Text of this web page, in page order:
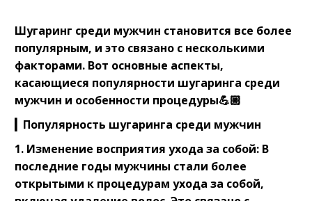
Шугаринг среди мужчин становится все более
популярным, и это связано с несколькими
факторами. Вот основные аспекты,
касающиеся популярности шугаринга среди
мужчин и особенности процедуры💪🏼⠀
▎Популярность шугаринга среди мужчин⠀
1. Изменение восприятия ухода за собой: В
последние годы мужчины стали более
открытыми к процедурам ухода за собой,